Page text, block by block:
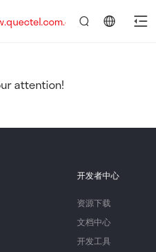
attention!
开发者中心
资源下载
文档中心
开发工具